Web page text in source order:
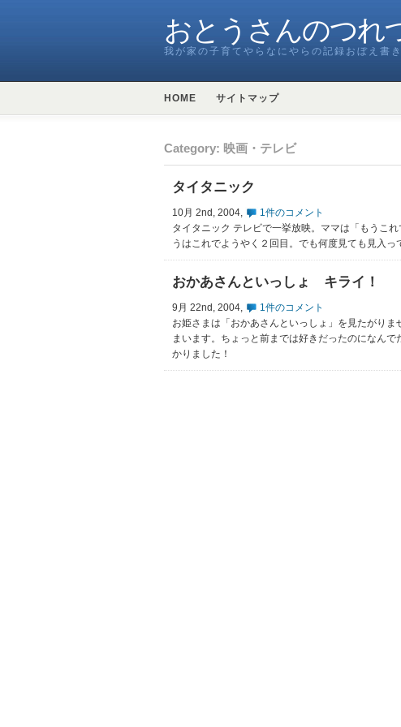
おとうさんのつれ
我が家の子育てやらなにやらの記録おぼえ書き
HOME サイトマップ
Category: 映画・テレビ
タイタニック
10月 2nd, 2004,
1件のコメント
タイタニック テレビで一挙放映。ママは「もうこ
うはこれでようやく２回目。でも何度見ても見入っ
おかあさんといっしょ キライ！
9月 22nd, 2004,
1件のコメント
お姫さまは「おかあさんといっしょ」を見たがり
まいます。ちょっと前までは好きだったのになん
かりました！